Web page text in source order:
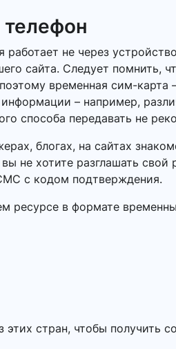
телефон
не через
сайта. Следует
временная сим-карта
– например,
способа передавать не
блогах, на сайтах
не хотите разглашать свой
с кодом подтверждения.
ресурсе в формате
стран, чтобы получить